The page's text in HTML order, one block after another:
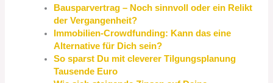
Bausparvertrag – Noch sinnvoll oder ein Relikt
der Vergangenheit?
Immobilien-Crowdfunding: Kann das eine
Alternative für Dich sein?
So sparst Du mit cleverer Tilgungsplanung
Tausende Euro